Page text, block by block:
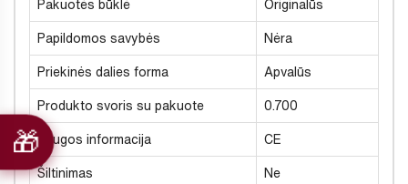
Pakuotės būklė Originalūs
Papildomos savybės Nėra
Priekinės dalies forma Apvalūs
Produkto svoris su pakuote 0.700
Saugos informacija CE
Šiltinimas Ne